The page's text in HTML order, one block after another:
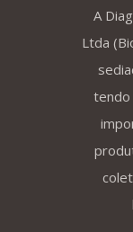
A
Ltda
tendo